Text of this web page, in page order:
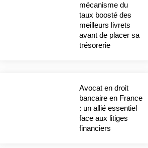
mécanisme du
taux boosté des
meilleurs livrets
avant de placer sa
trésorerie
Avocat en droit
bancaire en France
: un allié essentiel
face aux litiges
financiers